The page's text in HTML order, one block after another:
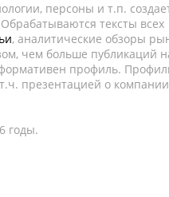
персоны и т.п.
тексты всех
, аналитические обзоры
чем больше публикаций
профиль.
презентацией о
годы.